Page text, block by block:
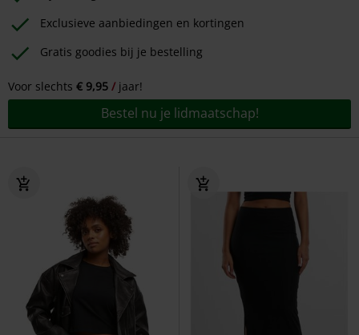
Exclusieve aanbiedingen en kortingen
Gratis goodies bij je bestelling
Voor slechts € 9,95 jaar!
Bestel nu je lidmaatschap!